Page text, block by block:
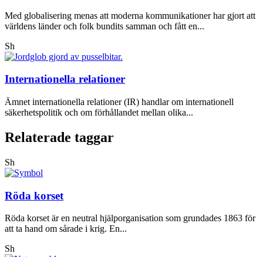
Med globalisering menas att moderna kommunikationer har gjort att
världens länder och folk bundits samman och fått en...
Sh
Internationella relationer
Ämnet internationella relationer (IR) handlar om internationell
säkerhetspolitik och om förhållandet mellan olika...
Relaterade taggar
Sh
Röda korset
Röda korset är en neutral hjälporganisation som grundades 1863 för
att ta hand om sårade i krig. En...
Sh